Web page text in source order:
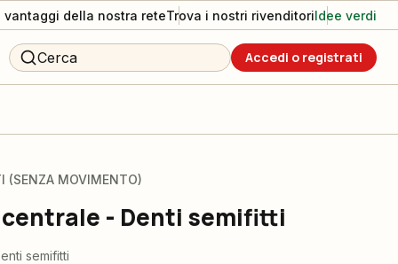
vantaggi della nostra reteTrova i nostri rivenditoriIdee verdi
Cerca Accedi o registrati
(SENZA MOVIMENTO)
- Denti semifitti
semifitti